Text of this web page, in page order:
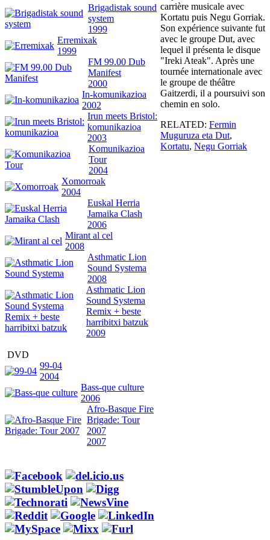
Brigadistak sound
system
1999
Erremixak
1999
FM 99.00 Dub
Manifest
2000
In-komunikazioa
2002
Irun meets Bristol:
komunikazioa
2003
Komunikazioa
Tour
2004
Xomorroak
2004
Euskal Herria
Jamaika Clash
2006
Mirant al cel
2008
Asthmatic Lion
Sound Systema
2008
Asthmatic Lion
Sound Systema
Remix + beste
harribitxi batzuk
2009
DVD
99-04
2004
Bass-que culture
2006
Afro-Basque Fire
Brigade: Tour
2007
2007
carrière musicale avec
Kortatu puis Negu Gorriak.
Son expérience suivante fut
avec le groupe Dut, avec
lequel il présenta le disque
"Ireki Ateak". Après une
tournée internationale avec
le groupe de théâtre
Gaitzerdi, il a poursuivi son
chemin en solo.
RELATED: Fermin
Muguruza eta Dut,
Kortatu, Negu Gorriak